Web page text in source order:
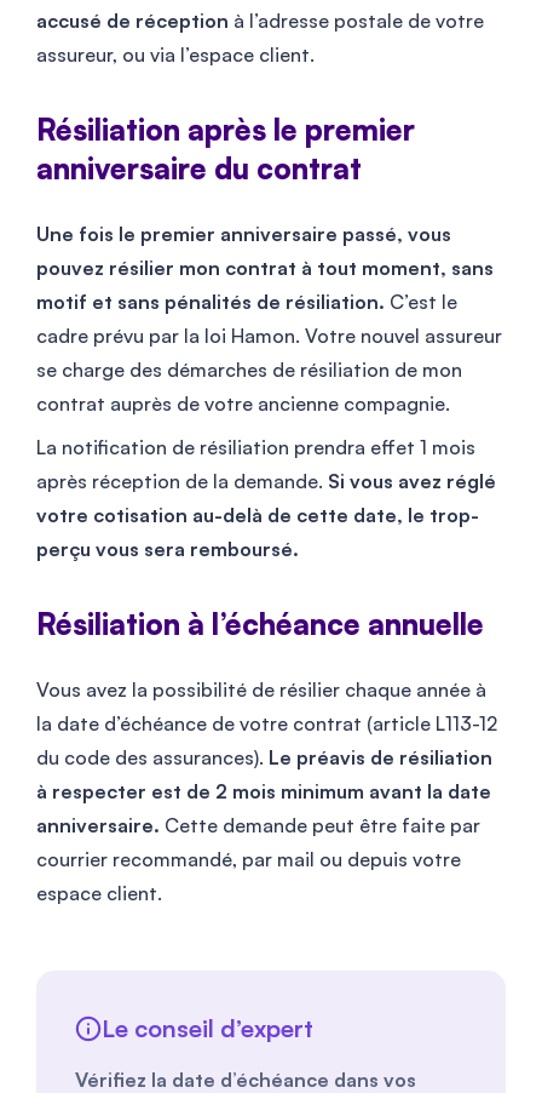
accusé de réception à l’adresse postale de votre
assureur, ou via l’espace client.
Résiliation après le premier
anniversaire du contrat
Une fois le premier anniversaire passé, vous
pouvez résilier mon contrat à tout moment, sans
motif et sans pénalités de résiliation. C’est le
cadre prévu par la loi Hamon. Votre nouvel assureur
se charge des démarches de résiliation de mon
contrat auprès de votre ancienne compagnie.
La notification de résiliation prendra effet 1 mois
après réception de la demande. Si vous avez réglé
votre cotisation au-delà de cette date, le trop-
perçu vous sera remboursé.
Résiliation à l’échéance annuelle
Vous avez la possibilité de résilier chaque année à
la date d’échéance de votre contrat (article L113-12
du code des assurances). Le préavis de résiliation
à respecter est de 2 mois minimum avant la date
anniversaire. Cette demande peut être faite par
courrier recommandé, par mail ou depuis votre
espace client.
Le conseil d’expert
Vérifiez la date d’échéance dans vos